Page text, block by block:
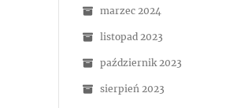
marzec 2024
listopad 2023
październik 2023
sierpień 2023